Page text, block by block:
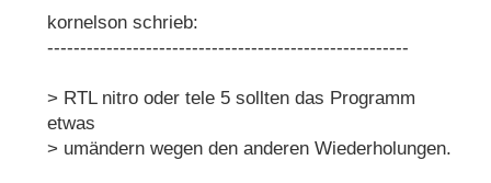
kornelson schrieb:
-------------------------------------------------------
> RTL nitro oder tele 5 sollten das Programm
etwas
> umändern wegen den anderen Wiederholungen.